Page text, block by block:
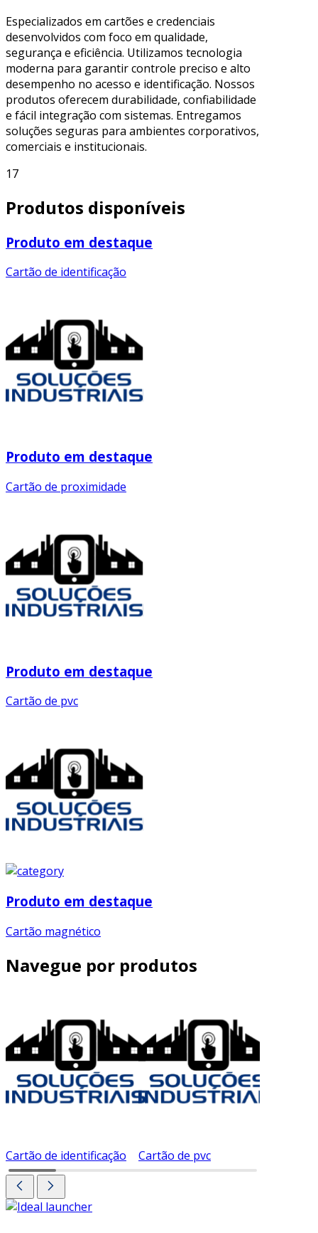
Especializados em cartões e credenciais
desenvolvidos com foco em qualidade,
segurança e eficiência. Utilizamos tecnologia
moderna para garantir controle preciso e alto
desempenho no acesso e identificação. Nossos
produtos oferecem durabilidade, confiabilidade
e fácil integração com sistemas. Entregamos
soluções seguras para ambientes corporativos,
comerciais e institucionais.
17
Produtos disponíveis
Produto em destaque
Cartão de identificação
Produto em destaque
Cartão de proximidade
Produto em destaque
Cartão de pvc
Produto em destaque
Cartão magnético
Navegue por produtos
Cartão de identificação Cartão de pvc